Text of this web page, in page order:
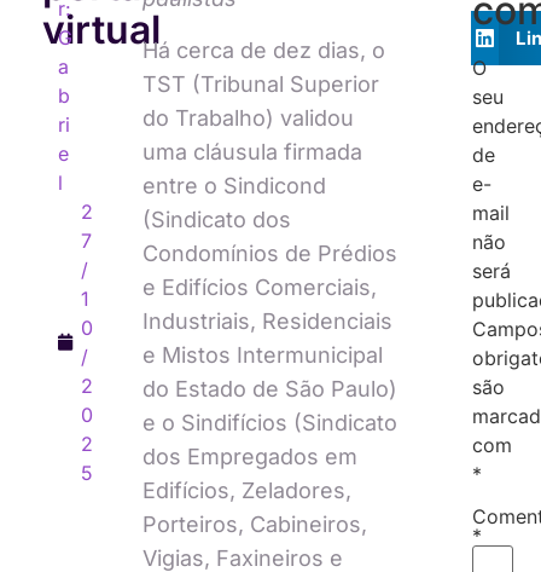
virtual
r:
G
a
b
ri
e
l
2
7
/
1
0
/
2
0
2
5
Há cerca de dez dias, o
TST (Tribunal Superior
do Trabalho) validou
uma cláusula firmada
entre o Sindicond
(Sindicato dos
Condomínios de Prédios
e Edifícios Comerciais,
Industriais, Residenciais
e Mistos Intermunicipal
do Estado de São Paulo)
e o Sindifícios (Sindicato
dos Empregados em
Edifícios, Zeladores,
Porteiros, Cabineiros,
Vigias, Faxineiros e
O
seu
de
e-
mail
não
será
são
com
*
*